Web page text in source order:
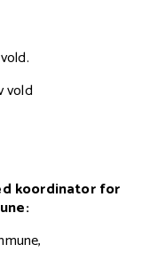
vold
koordinator for